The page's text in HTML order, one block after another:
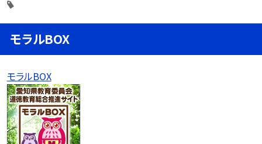
モラルBOX
モラルBOX